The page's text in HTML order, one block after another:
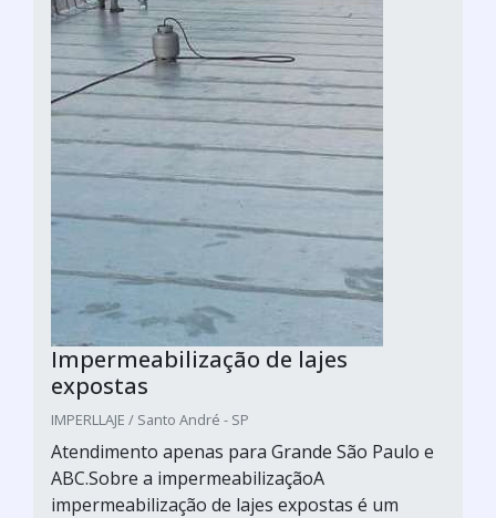
Impermeabilização de lajes
expostas
IMPERLLAJE / Santo André - SP
Atendimento apenas para Grande São Paulo e
ABC.Sobre a impermeabilizaçãoA
impermeabilização de lajes expostas é um